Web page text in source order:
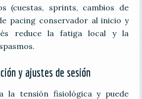
(cuestas, sprints, cambios de
pacing conservador al inicio y
reduce la fatiga local y la
y ajustes de sesión
la tensión fisiológica y puede